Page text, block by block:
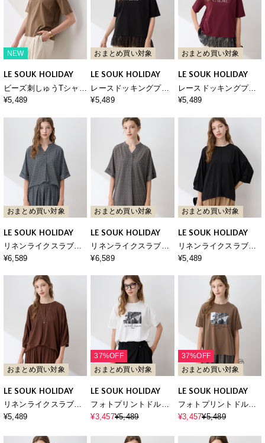
NEW
LE SOUK HOLIDAY
ビーズ刺しゅうTシャツ
【接触冷感・吸水速
¥5,489
おまとめ買い対象
LE SOUK HOLIDAY
レースドッキングプリ
ントTシャツ【接触冷
¥5,489
おまとめ買い対象
LE SOUK HOLIDAY
レースドッキングプリ
ントTシャツ【接触冷
¥5,489
おまとめ買い対象
LE SOUK HOLIDAY
リネンライクスラブス
キッパープリントプル
UVカット】
¥6,589
おまとめ買い対象
LE SOUK HOLIDAY
リネンライクスラブス
キッパープリントプル
UVカット】
¥6,589
おまとめ買い対象
LE SOUK HOLIDAY
リネンライクスラブド
ルマンスリーブプルオ
¥5,489
おまとめ買い対象
LE SOUK HOLIDAY
リネンライクスラブド
ルマンスリーブプルオ
カット】
¥5,489
37%OFF
おまとめ買い対象
LE SOUK HOLIDAY
フォトプリントドルマ
ンTシャツ【接触冷感・
¥3,457¥5,489
37%OFF
おまとめ買い対象
LE SOUK HOLIDAY
フォトプリントドルマ
ンTシャツ【接触冷感・
¥3,457¥5,489